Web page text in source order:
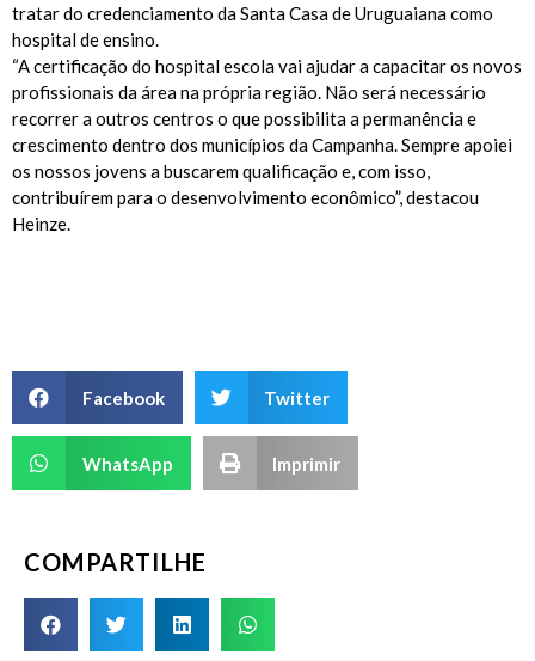
tratar do credenciamento da Santa Casa de Uruguaiana como
hospital de ensino.
“A certificação do hospital escola vai ajudar a capacitar os novos
profissionais da área na própria região. Não será necessário
recorrer a outros centros o que possibilita a permanência e
crescimento dentro dos municípios da Campanha. Sempre apoiei
os nossos jovens a buscarem qualificação e, com isso,
contribuírem para o desenvolvimento econômico”, destacou
Heinze.
Facebook Twitter
WhatsApp Imprimir
COMPARTILHE